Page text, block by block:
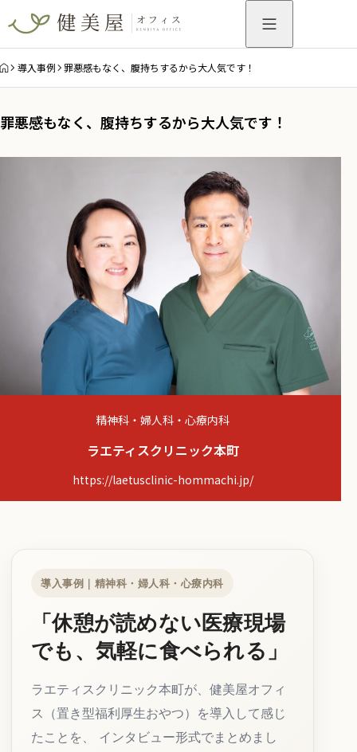
HOME
導入事例 罪悪感もなく、腹持ちするから大人気です！
罪悪感もなく、腹持ちするから大人気です！
精神科・婦人科・心療内科
ラエティスクリニック本町
https://laetusclinic-hommachi.jp/
導入事例｜精神科・婦人科・心療内科
「休憩が読めない医療現場
でも、気軽に食べられる」
ラエティスクリニック本町が、健美屋オフィ
ス（置き型福利厚生おやつ）を導入して感じ
たことを、 インタビュー形式でまとめまし